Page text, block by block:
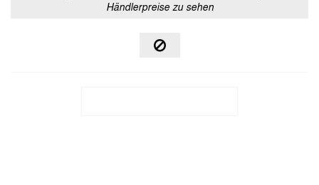
Händlerpreise zu sehen